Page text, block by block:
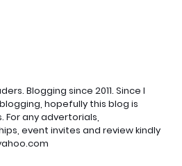
Blogging since 2011. Since I
hopefully this blog is
any advertorials,
event invites and review kindly